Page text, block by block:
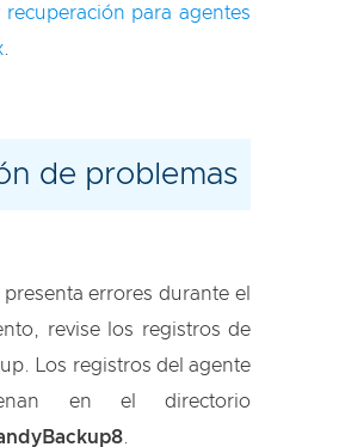
para agentes
de problemas
errores durante el
revise los registros de
Los registros del agente
en el directorio